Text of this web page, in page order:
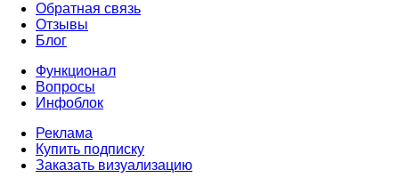
Обратная связь
Отзывы
Блог
Функционал
Вопросы
Инфоблок
Реклама
Купить подписку
Заказать визуализацию